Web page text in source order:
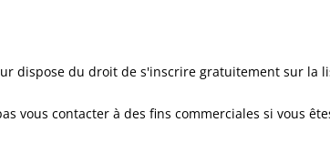
dispose du droit de s'inscrire gratuitement sur la
vous contacter à des fins commerciales si vous